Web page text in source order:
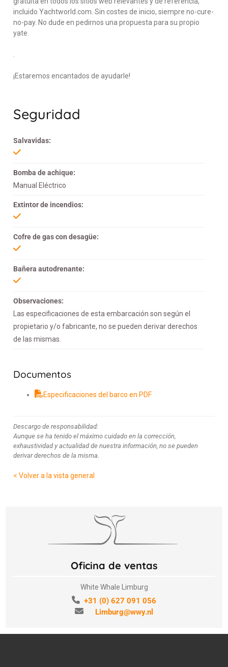
incluido Yachtworld.com. Sin costes de inicio, siempre no-cure-
no-pay. No dude en pedirnos una propuesta para su propio
yate.
¡Estaremos encantados de ayudarle!
Seguridad
Salvavidas:
Bomba de achique:
Manual Eléctrico
Extintor de incendios:
Cofre de gas con desagüe:
Bañera autodrenante:
Observaciones:
Las especificaciones de esta embarcación son según el
propietario y/o fabricante, no se pueden derivar derechos
de las mismas.
Documentos
Especificaciones del barco en PDF
Descargo de responsabilidad:
Aunque se ha tenido el máximo cuidado en la corrección,
exhaustividad y actualidad de nuestra información, no se pueden
derivar derechos de la misma.
< Volver a la vista general
Oficina de ventas
White Whale Limburg
+31 (0) 627 091 056
Limburg@wwy.nl